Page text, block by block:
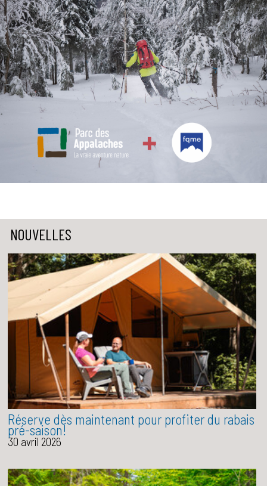
NOUVELLES
Réserve dès maintenant pour profiter du rabais
pré-saison!
30 avril 2026